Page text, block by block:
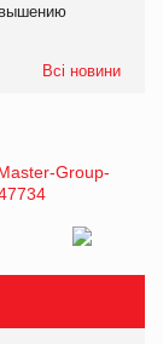
Всі новини